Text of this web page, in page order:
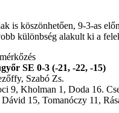
is köszönhetően, 9-3-as
különbség alakult ki a
SE 0-3 (-21, -22, -15)
Szabó Zs.
9, Kholman 1, Doda 16.
15, Tomanóczy 11,